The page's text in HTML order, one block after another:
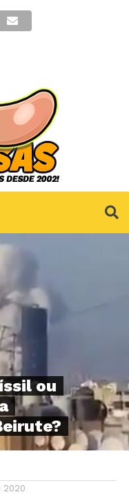
ou
2020